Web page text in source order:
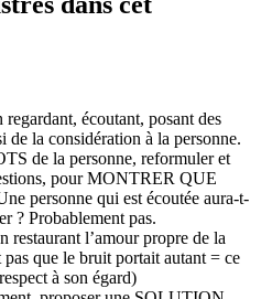
écoutant, posant des
de la considération à la personne.
de la personne, reformuler et
pour MONTRER QUE
personne qui est écoutée aura-t-
? Probablement pas.
restaurant l’amour propre de la
que le bruit portait autant = ce
à son égard)